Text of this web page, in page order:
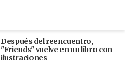
Después del reencuentro,
"Friends" vuelve en un libro con
ilustraciones